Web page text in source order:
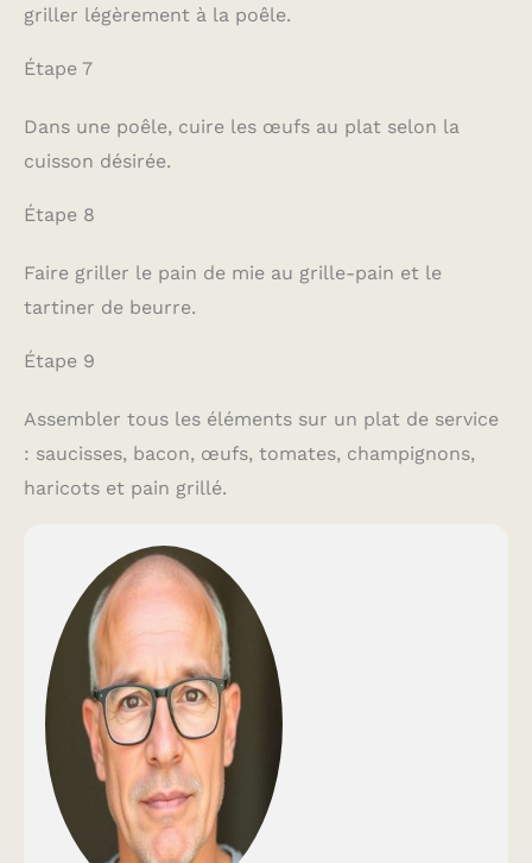
griller légèrement à la poêle.
Étape 7
Dans une poêle, cuire les œufs au plat selon la
cuisson désirée.
Étape 8
Faire griller le pain de mie au grille-pain et le
tartiner de beurre.
Étape 9
Assembler tous les éléments sur un plat de service
: saucisses, bacon, œufs, tomates, champignons,
haricots et pain grillé.